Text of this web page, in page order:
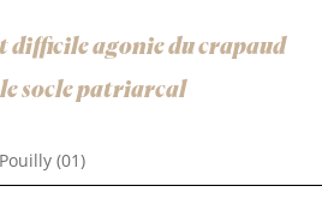
difficile agonie du crapaud
socle patriarcal
(01)